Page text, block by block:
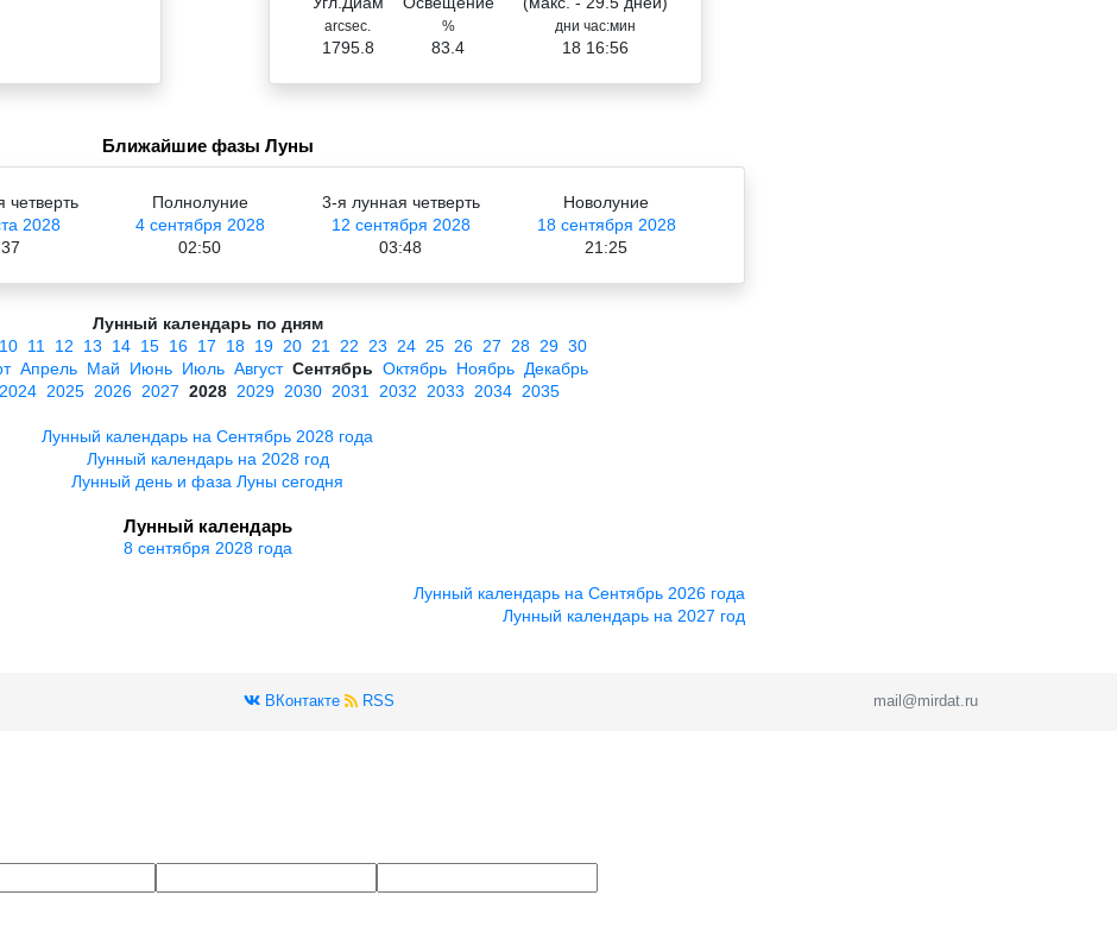
arcsec.
1795.8
%
83.4
дни час:мин
18 16:56
Ближайшие фазы Луны
четверть
2028
Полнолуние
4 сентября 2028
02:50
3-я лунная четверть
12 сентября 2028
03:48
Новолуние
18 сентября 2028
21:25
Лунный календарь по дням
10 11 12 13 14 15 16 17 18 19 20 21 22 23 24 25 26 27 28 29 30
Апрель Май Июнь Июль Август Сентябрь Октябрь Ноябрь Декабрь
2024 2025 2026 2027 2028 2029 2030 2031 2032 2033 2034 2035
Лунный календарь на Сентябрь 2028 года
Лунный календарь на 2028 год
Лунный день и фаза Луны сегодня
Лунный календарь
8 сентября 2028 года
Лунный календарь на Сентябрь 2026 года
Лунный календарь на 2027 год
ВКонтакте RSS mail@mirdat.ru